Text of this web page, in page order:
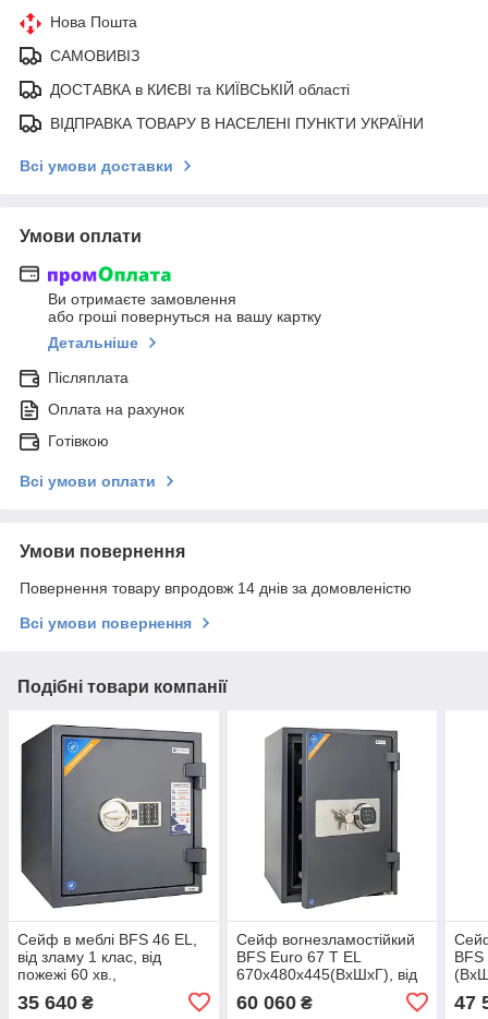
Нова Пошта
САМОВИВІЗ
ДОСТАВКА в КИЄВІ та КИЇВСЬКІЙ області
ВІДПРАВКА ТОВАРУ В НАСЕЛЕНІ ПУНКТИ УКРАЇНИ
Всі умови доставки
Умови оплати
Ви отримаєте замовлення
або гроші повернуться на вашу картку
Детальніше
Післяплата
Оплата на рахунок
Готівкою
Всі умови оплати
Умови повернення
Повернення товару впродовж 14 днів за домовленістю
Всі умови повернення
Подібні товари компанії
Сейф в меблі BFS 46 EL,
від зламу 1 клас, від
пожежі 60 хв.,
460х440х440 (ВхШхГ), з
електронним замком
35 640 ₴
Сейф вогнезламостійкий
BFS Euro 67 T EL
670х480х445(ВхШхГ), від
зламу 2 клас, від вогню 60
хв., з електронним замком
60 060₴ 47